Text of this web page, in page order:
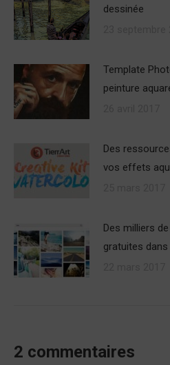
dessinée
Template
peinture
Des
vos effets
Des milliers
gratuites
2 commentaires